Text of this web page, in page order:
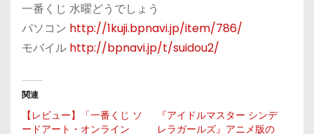
一番くじ 水曜どうでしょう
パソコン http://1kuji.bpnavi.jp/item/786/
モバイル http://bpnavi.jp/t/suidou2/
関連
【レビュー】「一番くじ ソ
ードアート・オンライン
『アイドルマスター シンデ
レラガールズ』アニメ版の